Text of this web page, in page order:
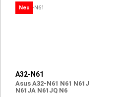
Neu
A32-N61
Asus A32-N61 N61 N61J
N61JA N61JQ N6